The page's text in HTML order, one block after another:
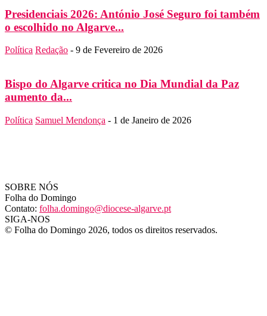
Presidenciais 2026: António José Seguro foi também
o escolhido no Algarve...
Política Redação - 9 de Fevereiro de 2026
Bispo do Algarve critica no Dia Mundial da Paz
aumento da...
Política Samuel Mendonça - 1 de Janeiro de 2026
SOBRE NÓS
Folha do Domingo
Contato: folha.domingo@diocese-algarve.pt
SIGA-NOS
© Folha do Domingo 2026, todos os direitos reservados.